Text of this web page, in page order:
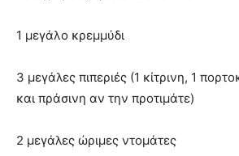
1 μεγάλο κρεμμύδι
3 μεγάλες πιπεριές (1 κίτρινη, 1
και πράσινη αν την προτιμάτε)
2 μεγάλες ώριμες ντομάτες